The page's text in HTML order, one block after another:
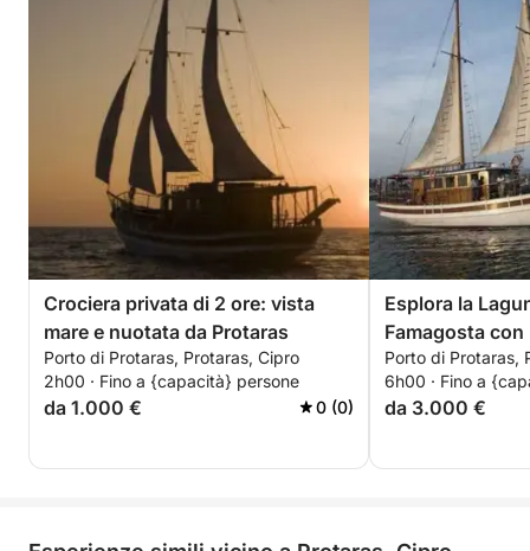
Crociera privata di 2 ore: vista
mare e nuotata da Protaras
Porto di Protaras, Protaras, Cipro
2h00 · Fino a {capacità} persone
da 1.000 € 0 (0)
Esplora la
Famagosta
ore
Porto di Protaras,
6h00 · Fino a
da 3.000 €